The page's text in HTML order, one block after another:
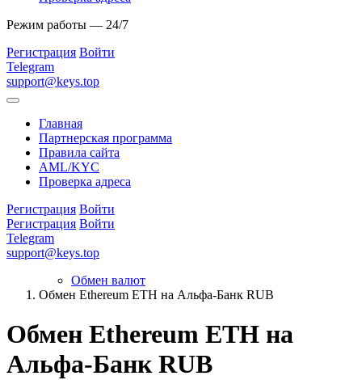
Режим работы — 24/7
Регистрация Войти
Telegram
support@keys.top
Главная
Партнерская программа
Правила сайта
AML/KYC
Проверка адреса
Регистрация Войти
Регистрация Войти
Telegram
support@keys.top
Обмен валют
Обмен Ethereum ETH на Альфа-Банк RUB
Обмен Ethereum ETH на
Альфа-Банк RUB